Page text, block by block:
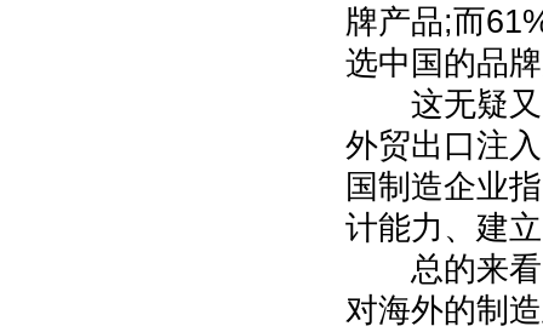
牌产品;而
选中国的品
这无疑又
外贸出口注
国制造企业
计能力、建
总的来看
对海外的制